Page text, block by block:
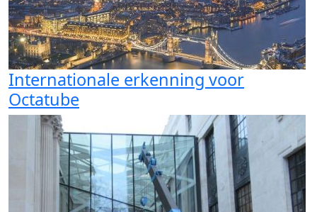
Internationale erkenning voor
Octatube